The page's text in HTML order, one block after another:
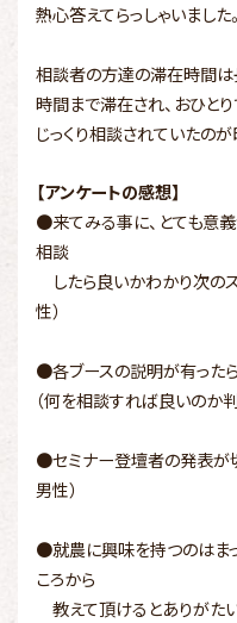
熱心答えてらっしゃいました。
相談者の方達の滞在時間は
時間まで滞在され、おひと
じっくり相談されていたのが
【アンケートの感想】
●来てみる事に、とても意
相談
したら良いかわかり次の
性）
●各ブースの説明が有ったら
（何を相談すれば良いのか
●セミナー登壇者の発表が
男性）
●就農に興味を持つのはま
ころから
教えて頂けるとありがた